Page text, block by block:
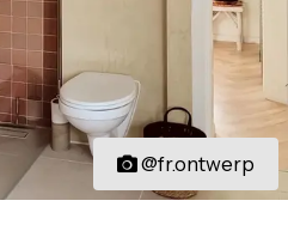
@fr.ontwerp